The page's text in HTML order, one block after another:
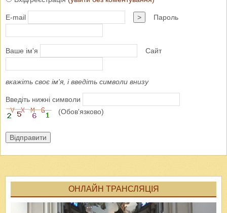
E-mail > Пароль
Ваше ім'я Сайт
вкажіть своє ім'я, і введіть символи внизу
Введіть нижні символи
(Обов'язково)
Відправити
ОНЛАЙН ТРАНСЛЯЦІЯ